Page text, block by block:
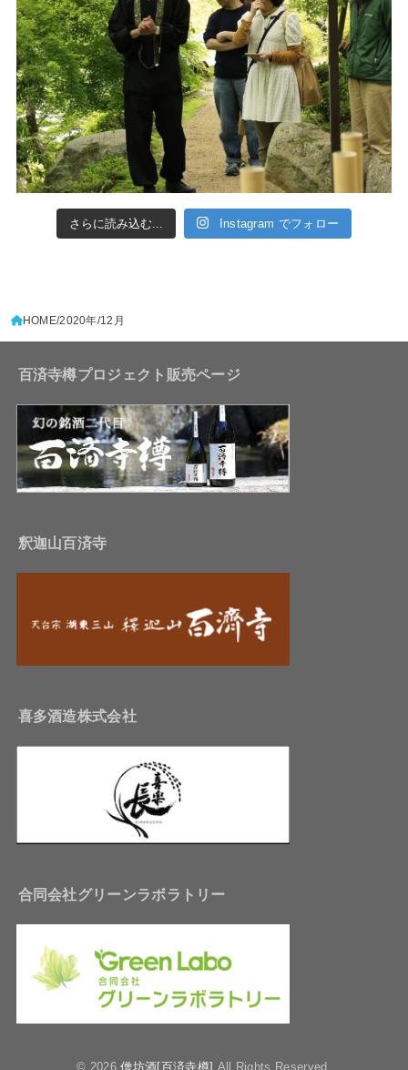
さらに読み込む... Instagram でフォロー
HOME 2020年 12月
百済寺樽プロジェクト販売ページ
釈迦山百済寺
喜多酒造株式会社
合同会社グリーンラボラトリー
© 2026僧坊酒[百済寺樽] All Rights Reserved.